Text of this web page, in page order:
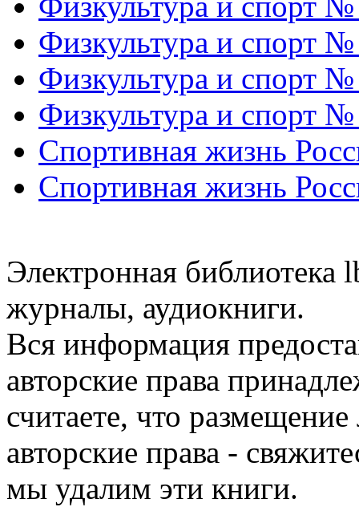
Физкультура и спорт
Физкультура и спорт
Физкультура и спорт
Спортивная жизнь
Спортивная жизнь
Электронная библиотека
журналы, аудиокниги.
Вся информация
авторские права
считаете, что
авторские права -
мы удалим эти книги.